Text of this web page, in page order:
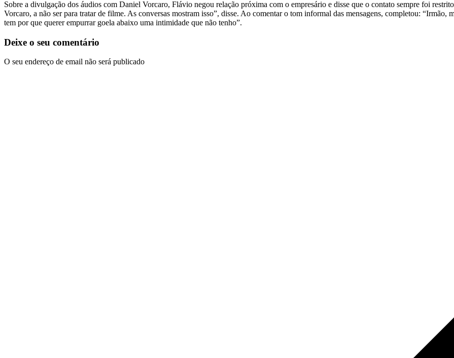
Sobre a divulgação dos áudios com Daniel Vorcaro, Flávio negou relação próxima com o empresário e disse que o contato sempre foi
Vorcaro, a não ser para tratar de filme. As conversas mostram isso”, disse. Ao comentar o tom informal das mensagens, completou:
tem por que querer empurrar goela abaixo uma intimidade que não tenho”.
Deixe o seu comentário
O seu endereço de email não será publicado